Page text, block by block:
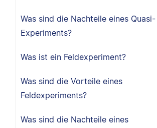
Was sind die Nachteile eines Quasi-
Experiments?
Was ist ein Feldexperiment?
Was sind die Vorteile eines
Feldexperiments?
Was sind die Nachteile eines